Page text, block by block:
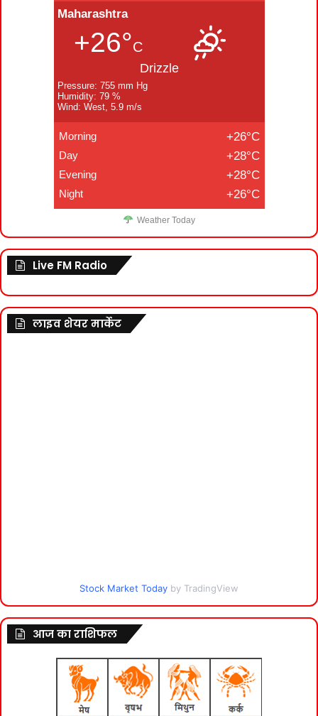
Maharashtra
+26°C
Drizzle
Pressure: 755 mm Hg
Humidity: 79 %
Wind: West, 5.9 m/s
Morning +26°C
Day +28°C
Evening +28°C
Night +26°C
Weather Today
Live FM Radio
लाइव शेयर मार्केट
Stock Market Today by TradingView
आज का राशिफल